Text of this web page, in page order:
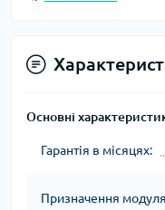
Основні
Гарантія в місяцях:
Призначення модуля